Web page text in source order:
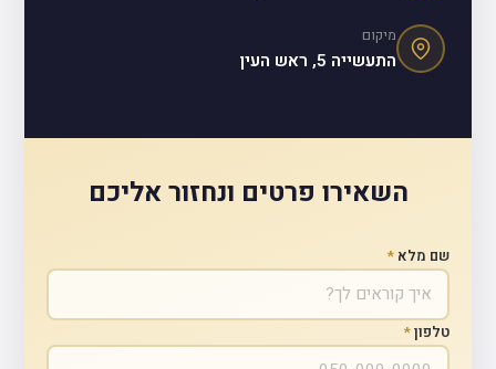
מיקום
התעשייה 5, ראש העין
השאירו פרטים ונחזור אליכם
שם מלא*
טלפון*